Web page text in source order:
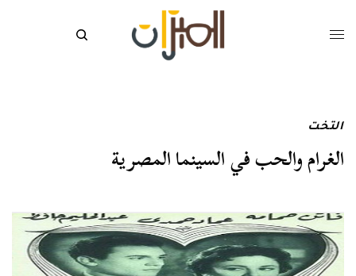
التخت
الغرام والحب في السينما المصرية